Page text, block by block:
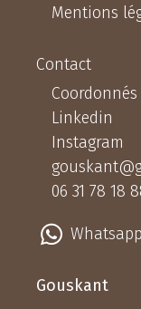
Mentions
Contact
Coordonnés
Linkedin
Instagram
06 31 78 18
Whatsapp
Gouskant